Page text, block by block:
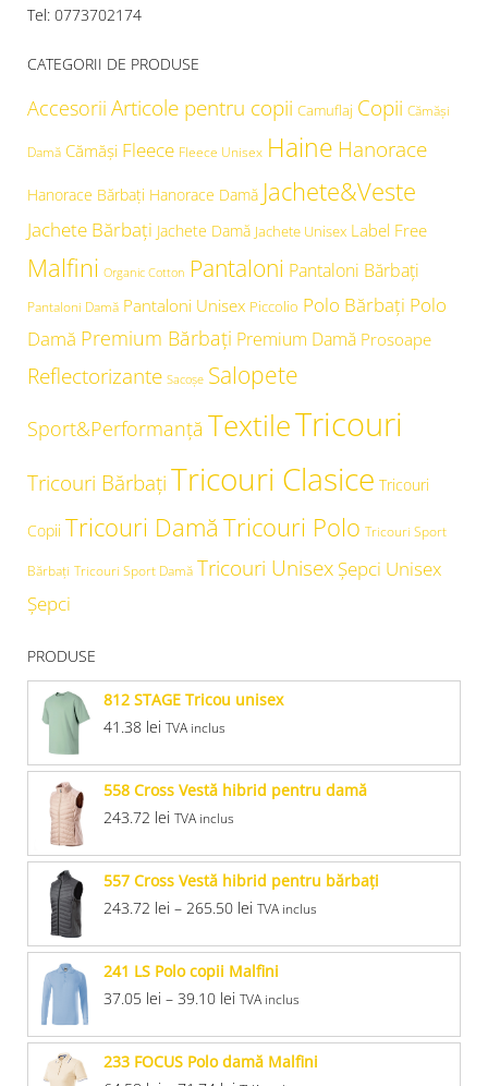
Tel: 0773702174
CATEGORII DE PRODUSE
Accesorii Articole pentru copii Camuflaj Copii Cămăşi
Damă Cămăși Fleece Fleece Unisex Haine Hanorace
Hanorace Bărbați Hanorace Damă Jachete&Veste
Jachete Bărbați Jachete Damă Jachete Unisex Label Free
Malfini Organic Cotton Pantaloni Pantaloni Bărbați
Pantaloni Damă Pantaloni Unisex Piccolio Polo Bărbați Polo
Damă Premium Bărbați Premium Damă Prosoape
Reflectorizante Sacoșe Salopete
Sport&Performanță TextileTricouri
Tricouri BărbațiTricouri Clasice Tricouri
Copii Tricouri Damă Tricouri Polo Tricouri Sport
Bărbați Tricouri Sport Damă Tricouri Unisex Şepci Unisex
Șepci
PRODUSE
812 STAGE Tricou unisex
41.38 lei TVA inclus
558 Cross Vestă hibrid pentru damă
243.72 lei TVA inclus
557 Cross Vestă hibrid pentru bărbaţi
243.72 lei – 265.50 lei TVA inclus
241 LS Polo copii Malfini
37.05 lei – 39.10 lei TVA inclus
233 FOCUS Polo damă Malfini